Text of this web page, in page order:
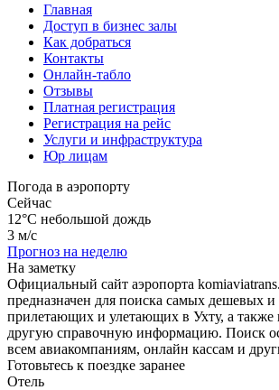
Главная
Доступ в бизнес залы
Как добраться
Контакты
Онлайн-табло
Отзывы
Платная регистрация
Регистрация на рейс
Услуги и инфраструктура
Юр лицам
Погода в аэропорту
Сейчас
12°C небольшой дождь
3 м/с
Прогноз на неделю
На заметку
Официальный сайт аэропорта
предназначен для поиска самых дешевых
прилетающих и улетающих в Ухту, а также
другую справочную информацию. Поиск
всем авиакомпаниям, онлайн кассам и
Готовьтесь к поездке заранее
Отель